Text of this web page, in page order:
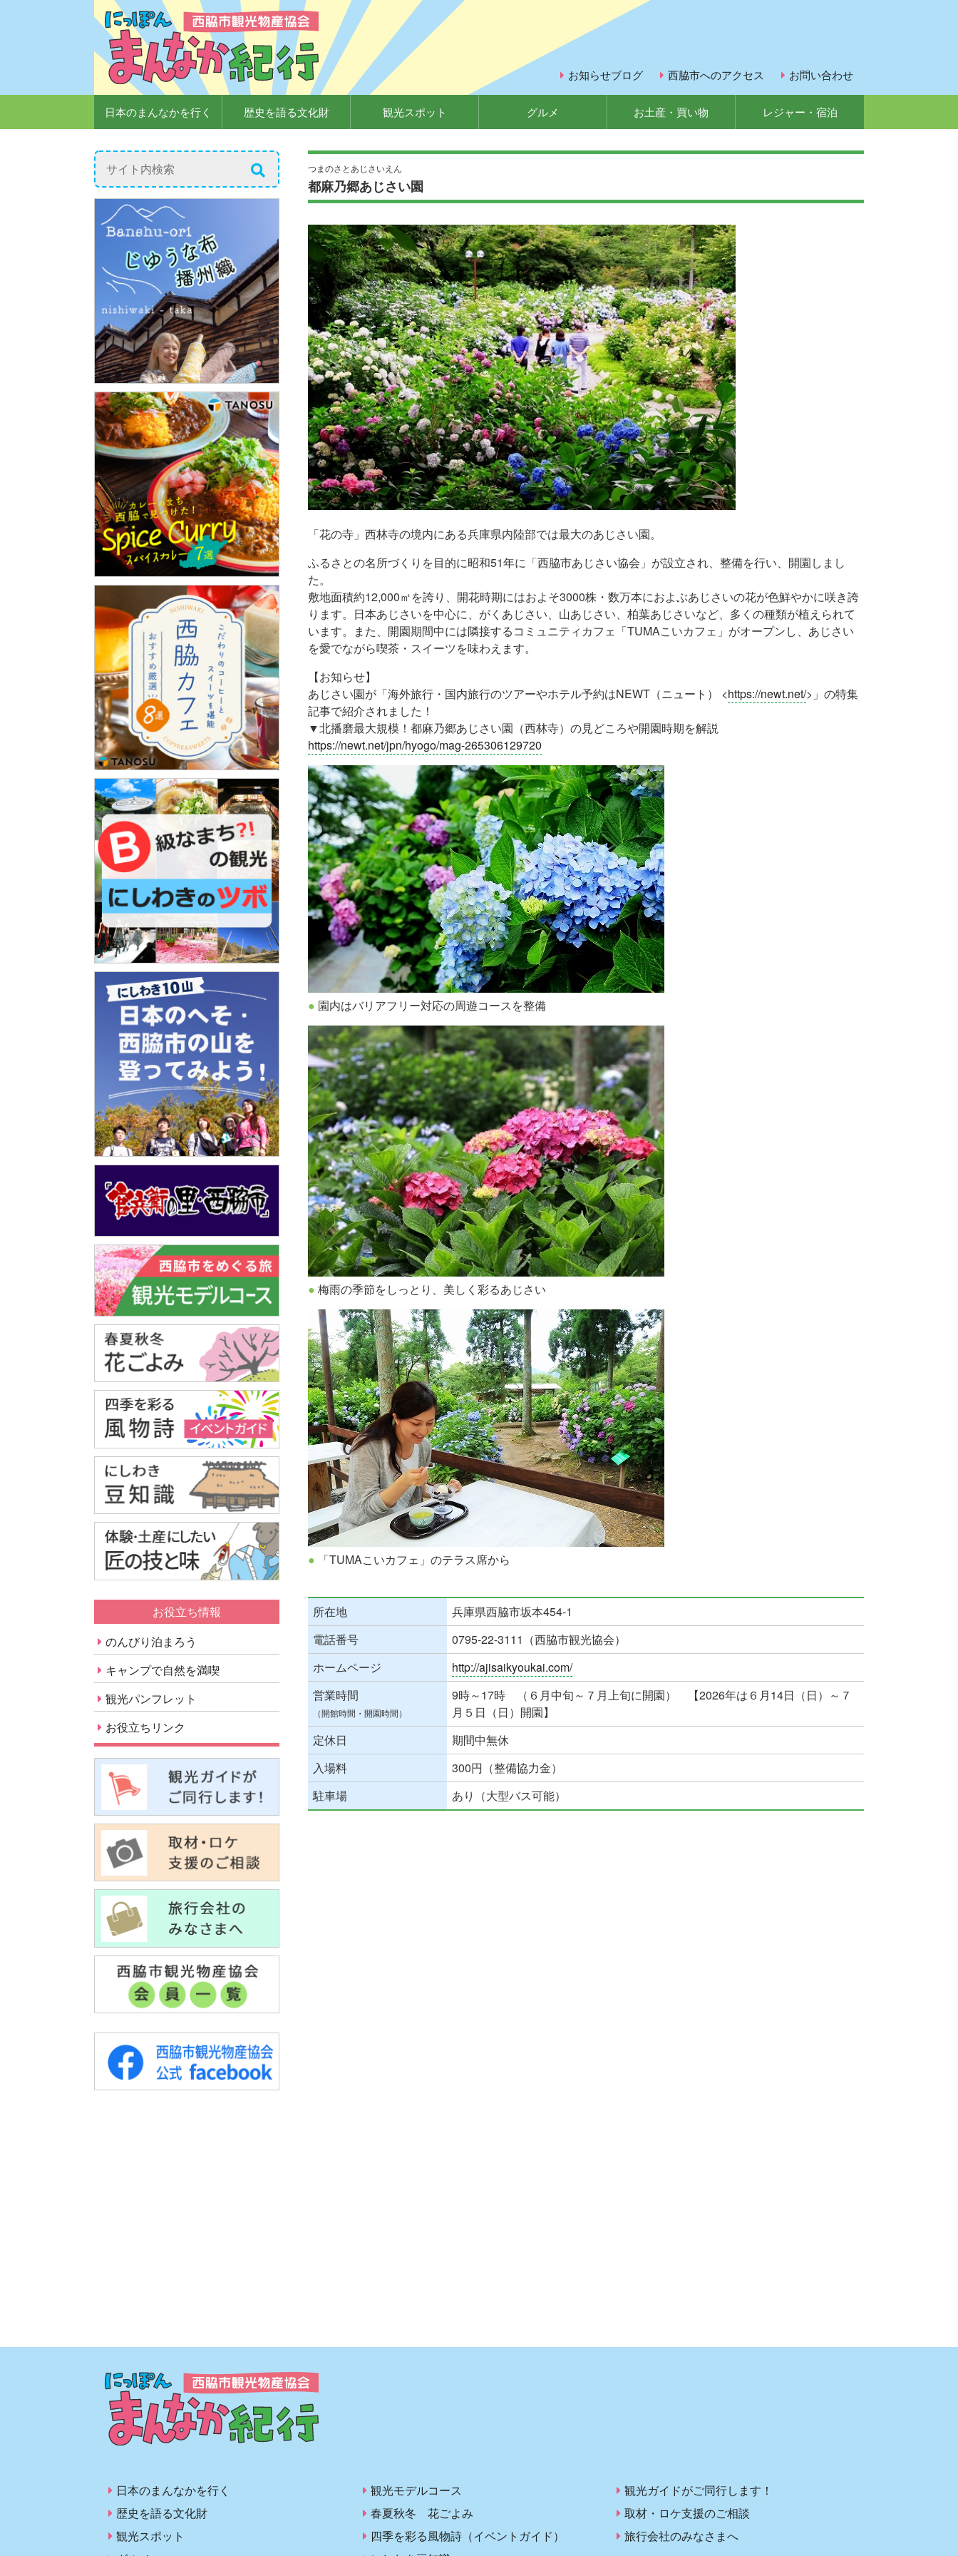
日本のまんなかを行く 歴史を語る文化財 観光スポット グルメ お土産・買い物 レジャー・宿泊
お知らせブログ 西脇市へのアクセス お問い合わせ
つまのさとあじさいえん
都麻乃郷あじさい園
「花の寺」西林寺の境内にある兵庫県内陸部では最大のあじさい園。
ふるさとの名所づくりを目的に昭和51年に「西脇市あじさい協会」が設立され、整備を行い、開園しまし
た。
敷地面積約12,000㎡を誇り、開花時期にはおよそ3000株・数万本におよぶあじさいの花が色鮮やかに咲き誇
ります。日本あじさいを中心に、がくあじさい、山あじさい、柏葉あじさいなど、多くの種類が植えられて
います。また、開園期間中には隣接するコミュニティカフェ「TUMAこいカフェ」がオープンし、あじさい
を愛でながら喫茶・スイーツを味わえます。
【お知らせ】
あじさい園が「海外旅行・国内旅行のツアーやホテル予約はNEWT（ニュート） <https://newt.net/>」の特集
記事で紹介されました！
▼北播磨最大規模！都麻乃郷あじさい園（西林寺）の見どころや開園時期を解説
https://newt.net/jpn/hyogo/mag-265306129720
園内はバリアフリー対応の周遊コースを整備
梅雨の季節をしっとり、美しく彩るあじさい
「TUMAこいカフェ」のテラス席から
所在地
兵庫県西脇市坂本454-1
電話番号
0795-22-3111（西脇市観光協会）
ホームページ
http://ajisaikyoukai.com/
営業時間
（開館時間・開園時間）
9時～17時 （６月中旬～７月上旬に開園） 【2026年は６月14日（日）～７
月５日（日）開園】
定休日
期間中無休
入場料
300円（整備協力金）
駐車場
あり（大型バス可能）
お役立ち情報
のんびり泊まろう
キャンプで自然を満喫
観光パンフレット
お役立ちリンク
日本のまんなかを行く
歴史を語る文化財
観光スポット
観光モデルコース
春夏秋冬 花ごよみ
四季を彩る風物詩（イベントガイド）
観光ガイドがご同行します！
取材・ロケ支援のご相談
旅行会社のみなさまへ